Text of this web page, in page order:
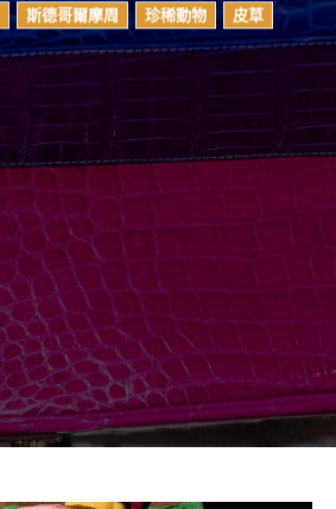
斯德哥爾摩周 珍稀動物
皮草